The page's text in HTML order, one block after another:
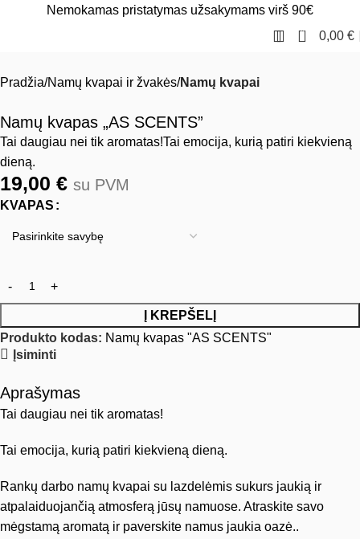
Nemokamas pristatymas užsakymams virš 90€
0 0,00 €
Pradžia Namų kvapai ir žvakės Namų kvapai
Namų kvapas „AS SCENTS”
Tai daugiau nei tik aromatas!Tai emocija, kurią patiri kiekvieną
dieną.
19,00 € su PVM
KVAPAS
Į KREPŠELĮ
Produkto kodas: Namų kvapas "AS SCENTS"
Įsiminti
Aprašymas
Tai daugiau nei tik aromatas!
Tai emocija, kurią patiri kiekvieną dieną.
Rankų darbo namų kvapai su lazdelėmis sukurs jaukią ir
atpalaiduojančią atmosferą jūsų namuose. Atraskite savo
mėgstamą aromatą ir paverskite namus jaukia oazė..